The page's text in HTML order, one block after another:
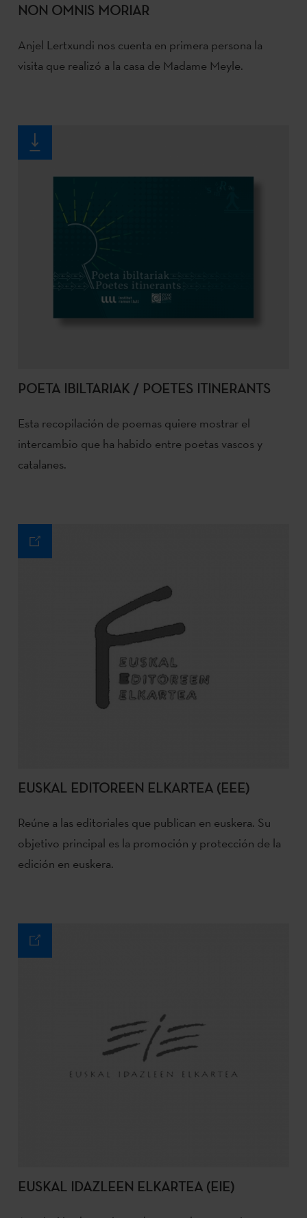
NON OMNIS MORIAR
Anjel Lertxundi nos cuenta en primera persona la
visita que realizó a la casa de Madame Meyle.
POETA IBILTARIAK / POETES ITINERANTS
Esta recopilación de poemas quiere mostrar el
intercambio que ha habido entre poetas vascos y
catalanes.
EUSKAL EDITOREEN ELKARTEA (EEE)
Reúne a las editoriales que publican en euskera. Su
objetivo principal es la promoción y protección de la
edición en euskera.
EUSKAL IDAZLEEN ELKARTEA (EIE)